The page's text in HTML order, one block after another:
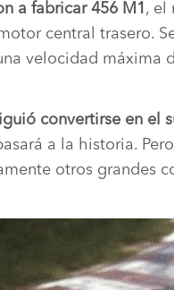
a fabricar 456 M1 , el
central trasero.
velocidad máxima
convertirse en el
a la historia.
otros grandes